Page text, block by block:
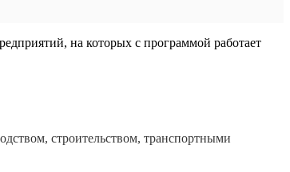
на которых с программой работает
строительством, транспортными